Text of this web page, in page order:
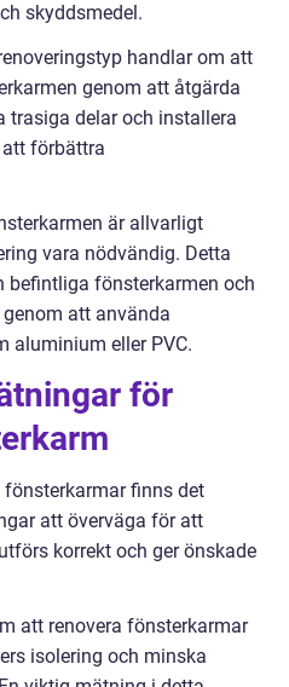
skyddsmedel.
handlar om att
genom att åtgärda
trasiga delar och installera
förbättra
är allvarligt
vara nödvändig. Detta
befintliga fönsterkarmen och
att använda
aluminium eller PVC.
för
fönsterkarmar finns det
att överväga för att
korrekt och ger önskade
att renovera fönsterkarmar
isolering och minska